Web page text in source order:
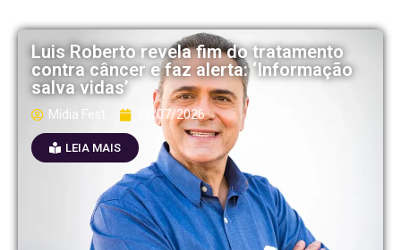
Luis Roberto revela fim do tratamento
contra câncer e faz alerta: ‘Informação
salva vidas’
Mídia Fest 25/07/2026
LEIA MAIS